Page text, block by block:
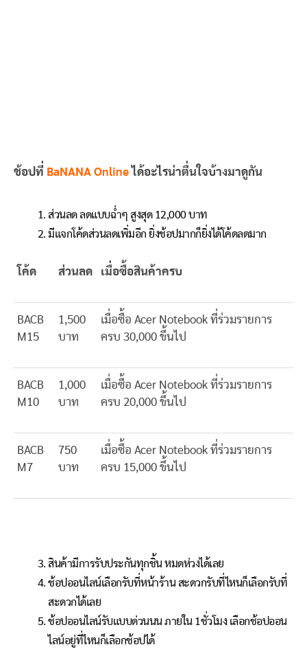
ช้อปที่ BaNANA Onlineได้อะไรน่าตื่นใจบ้างมาดูกัน
ส่วนลด ลดแบบฉ่ำๆ สูงสุด 12,000 บาท
มีแจกโค้ดส่วนลดเพิ่มอีก ยิ่งช้อปมากก็ยิ่งได้โค้ดลดมาก
โค้ด ส่วนลด เมื่อซื้อสินค้าครบ
BACB
M15
1,500
บาท
เมื่อซื้อ Acer Notebook ที่ร่วมรายการ
ครบ 30,000 ขึ้นไป
BACB
M10
1,000
บาท
เมื่อซื้อ Acer Notebook ที่ร่วมรายการ
ครบ 20,000 ขึ้นไป
BACB
M7
750
บาท
เมื่อซื้อ Acer Notebook ที่ร่วมรายการ
ครบ 15,000 ขึ้นไป
สินค้ามีการรับประกันทุกชิ้น หมดห่วงได้เลย
ช้อปออนไลน์เลือกรับที่หน้าร้าน สะดวกรับที่ไหนก็เลือกรับที่
สะดวกได้เลย
ช้อปออนไลน์รับแบบด่วนนน ภายใน 1ชั่วโมง เลือกช้อปออน
ไลน์อยู่ที่ไหนก็เลือกช้อปได้